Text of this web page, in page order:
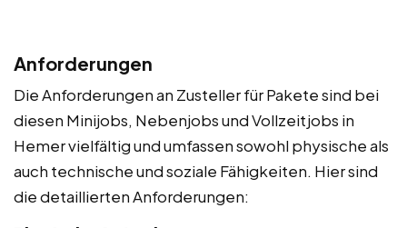
Anforderungen
Die Anforderungen an Zusteller für Pakete sind bei
diesen Minijobs, Nebenjobs und Vollzeitjobs in
Hemer vielfältig und umfassen sowohl physische als
auch technische und soziale Fähigkeiten. Hier sind
die detaillierten Anforderungen: